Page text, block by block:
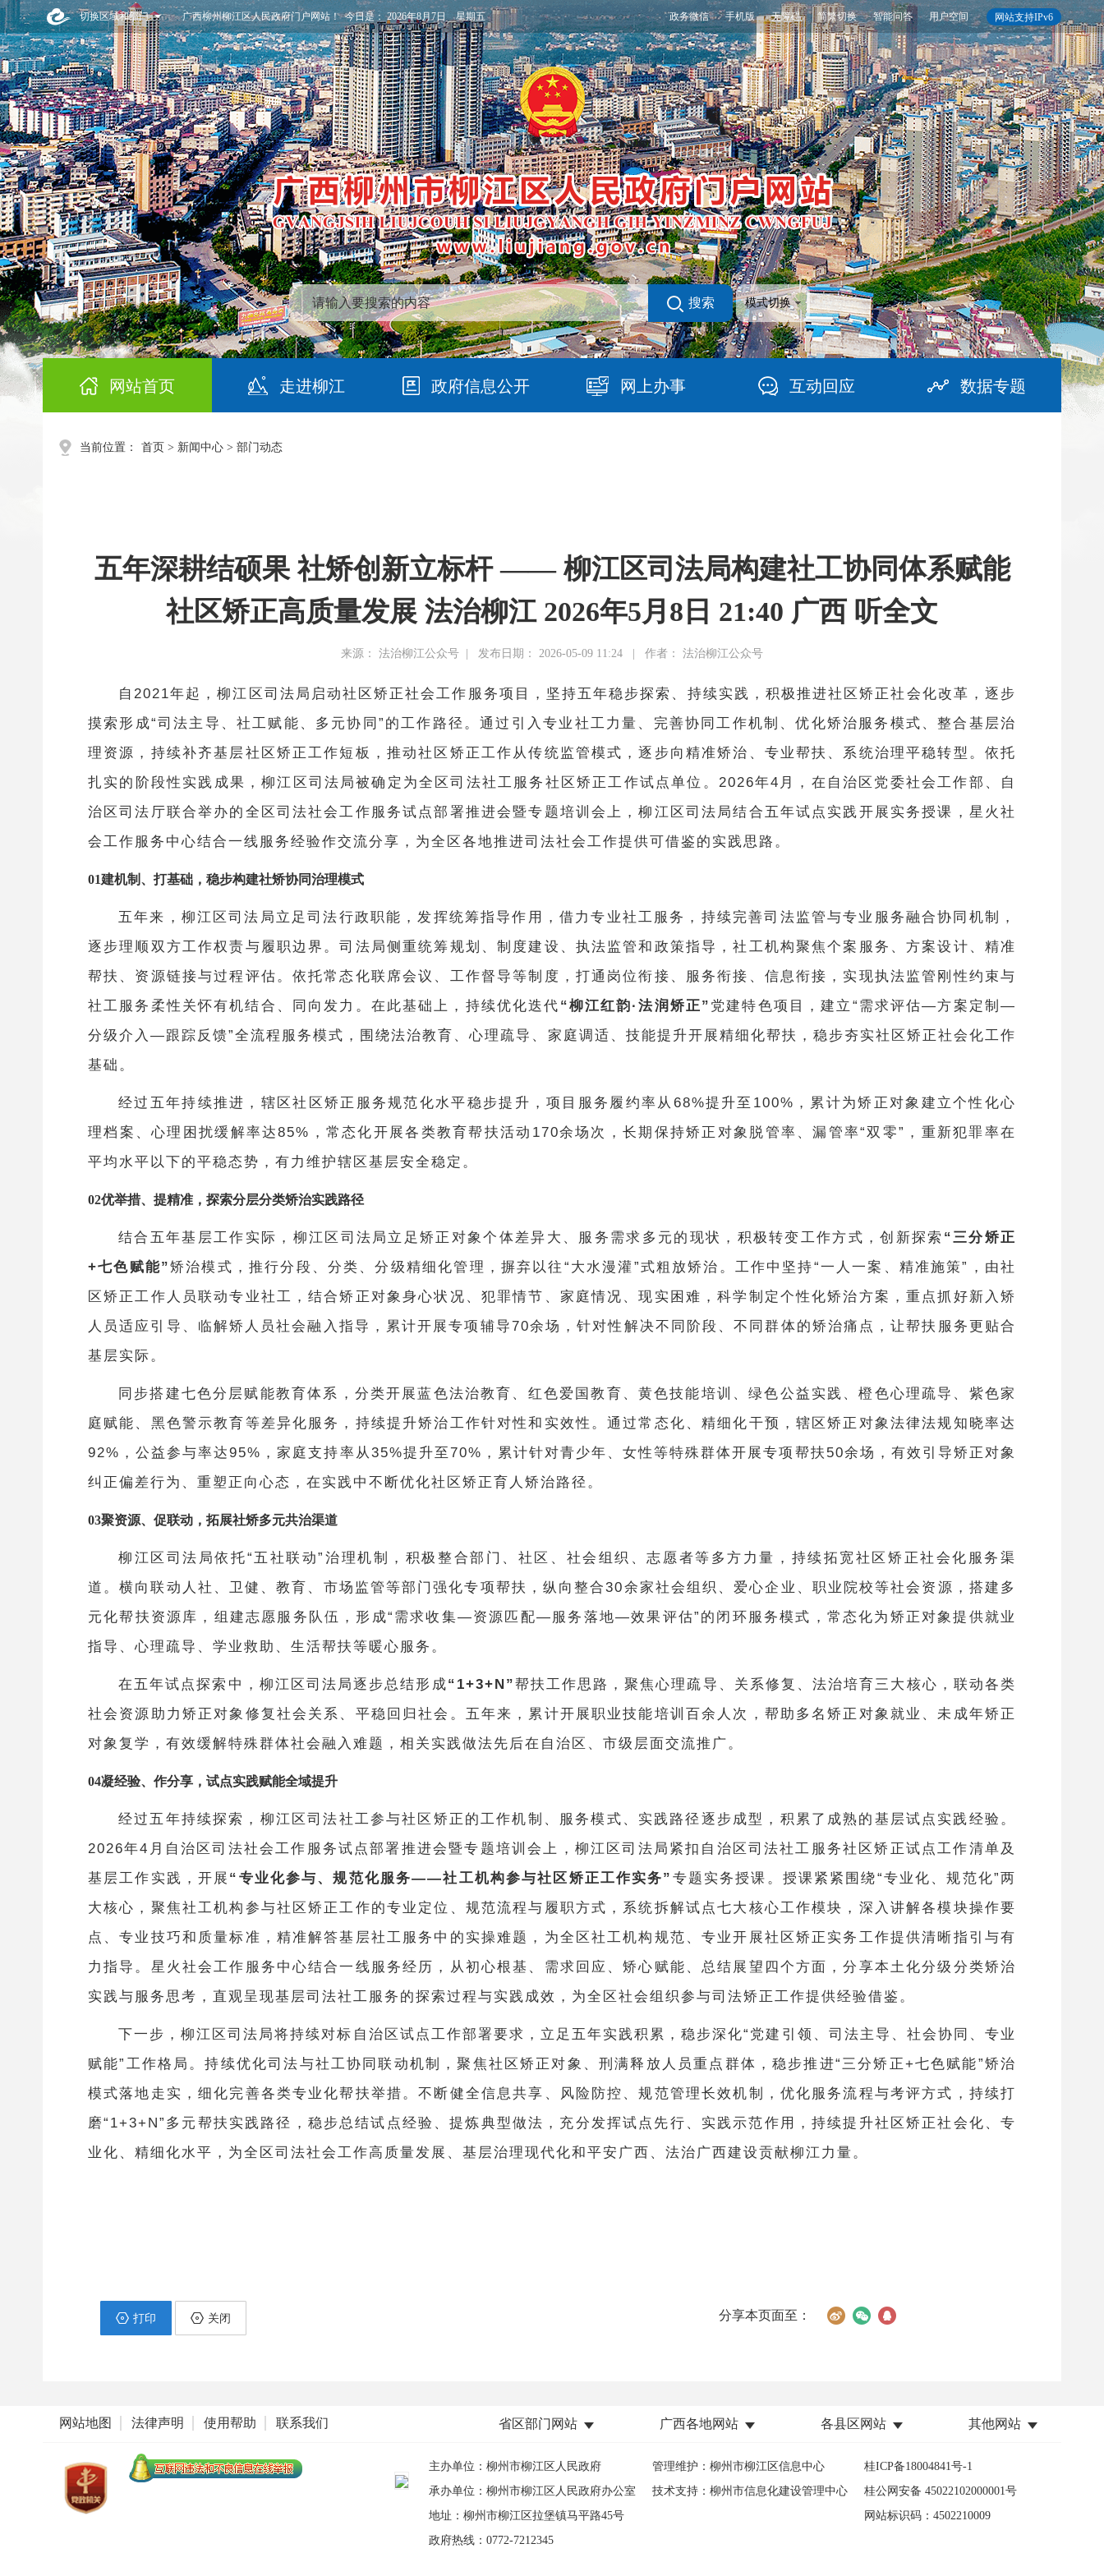
切换区域和部门 网站支持IPv6
政务微信 手机版 无障碍 简繁切换 智能问答 用户空间
广西柳州柳江区人民政府门户网站！ 今日是：2026年8月7日 星期五
搜索 模式切换
网站首页 走进柳江 政府信息公开 网上办事 互动回应 数据专题
当前位置： 首页 > 新闻中心 > 部门动态
五年深耕结硕果 社矫创新立标杆 —— 柳江区司法局构建社工协同体系赋能
社区矫正高质量发展 法治柳江 2026年5月8日 21:40 广西 听全文
来源： 法治柳江公众号 | 发布日期： 2026-05-09 11:24 | 作者： 法治柳江公众号
自2021年起，柳江区司法局启动社区矫正社会工作服务项目，坚持五年稳步探索、持续实践，积极推进社区矫正社会化改革，逐步
摸索形成“司法主导、社工赋能、多元协同”的工作路径。通过引入专业社工力量、完善协同工作机制、优化矫治服务模式、整合基层治
理资源，持续补齐基层社区矫正工作短板，推动社区矫正工作从传统监管模式，逐步向精准矫治、专业帮扶、系统治理平稳转型。依托
扎实的阶段性实践成果，柳江区司法局被确定为全区司法社工服务社区矫正工作试点单位。2026年4月，在自治区党委社会工作部、自
治区司法厅联合举办的全区司法社会工作服务试点部署推进会暨专题培训会上，柳江区司法局结合五年试点实践开展实务授课，星火社
会工作服务中心结合一线服务经验作交流分享，为全区各地推进司法社会工作提供可借鉴的实践思路。
01建机制、打基础，稳步构建社矫协同治理模式
五年来，柳江区司法局立足司法行政职能，发挥统筹指导作用，借力专业社工服务，持续完善司法监管与专业服务融合协同机制，
逐步理顺双方工作权责与履职边界。司法局侧重统筹规划、制度建设、执法监管和政策指导，社工机构聚焦个案服务、方案设计、精准
帮扶、资源链接与过程评估。依托常态化联席会议、工作督导等制度，打通岗位衔接、服务衔接、信息衔接，实现执法监管刚性约束与
社工服务柔性关怀有机结合、同向发力。在此基础上，持续优化迭代 “柳江红韵·法润矫正” 党建特色项目，建立 “需求评估—方案定制—
分级介入—跟踪反馈”全流程服务模式，围绕法治教育、心理疏导、家庭调适、技能提升开展精细化帮扶，稳步夯实社区矫正社会化工作
基础。
经过五年持续推进，辖区社区矫正服务规范化水平稳步提升，项目服务履约率从 68%提升至100%，累计为矫正对象建立个性化心
理档案、心理困扰缓解率达85%，常态化开展各类教育帮扶活动170余场次，长期保持矫正对象脱管率、漏管率“双零”，重新犯罪率在
平均水平以下的平稳态势，有力维护辖区基层安全稳定。
02优举措、提精准，探索分层分类矫治实践路径
结合五年基层工作实际，柳江区司法局立足矫正对象个体差异大、服务需求多元的现状，积极转变工作方式，创新探索 “三分矫正
+七色赋能”矫治模式，推行分段、分类、分级精细化管理，摒弃以往 “大水漫灌”式粗放矫治。工作中坚持“一人一案、精准施策”，由社
区矫正工作人员联动专业社工，结合矫正对象身心状况、犯罪情节、家庭情况、现实困难，科学制定个性化矫治方案，重点抓好新入矫
人员适应引导、临解矫人员社会融入指导，累计开展专项辅导70余场，针对性解决不同阶段、不同群体的矫治痛点，让帮扶服务更贴合
基层实际。
同步搭建七色分层赋能教育体系，分类开展蓝色法治教育、红色爱国教育、黄色技能培训、绿色公益实践、橙色心理疏导、紫色家
庭赋能、黑色警示教育等差异化服务，持续提升矫治工作针对性和实效性。通过常态化、精细化干预，辖区矫正对象法律法规知晓率达
92%，公益参与率达95%，家庭支持率从35%提升至70%，累计针对青少年、女性等特殊群体开展专项帮扶50余场，有效引导矫正对象
纠正偏差行为、重塑正向心态，在实践中不断优化社区矫正育人矫治路径。
03聚资源、促联动，拓展社矫多元共治渠道
柳江区司法局依托“五社联动”治理机制，积极整合部门、社区、社会组织、志愿者等多方力量，持续拓宽社区矫正社会化服务渠
道。横向联动人社、卫健、教育、市场监管等部门强化专项帮扶，纵向整合30余家社会组织、爱心企业、职业院校等社会资源，搭建多
元化帮扶资源库，组建志愿服务队伍，形成“需求收集—资源匹配—服务落地—效果评估”的闭环服务模式，常态化为矫正对象提供就业
指导、心理疏导、学业救助、生活帮扶等暖心服务。
在五年试点探索中，柳江区司法局逐步总结形成“1+3+N”帮扶工作思路，聚焦心理疏导、关系修复、法治培育三大核心，联动各类
社会资源助力矫正对象修复社会关系、平稳回归社会。五年来，累计开展职业技能培训百余人次，帮助多名矫正对象就业、未成年矫正
对象复学，有效缓解特殊群体社会融入难题，相关实践做法先后在自治区、市级层面交流推广。
04凝经验、作分享，试点实践赋能全域提升
经过五年持续探索，柳江区司法社工参与社区矫正的工作机制、服务模式、实践路径逐步成型，积累了成熟的基层试点实践经验。
2026年4月自治区司法社会工作服务试点部署推进会暨专题培训会上，柳江区司法局紧扣自治区司法社工服务社区矫正试点工作清单及
基层工作实践，开展 “专业化参与、规范化服务——社工机构参与社区矫正工作实务” 专题实务授课。授课紧紧围绕“专业化、规范化”两
大核心，聚焦社工机构参与社区矫正工作的专业定位、规范流程与履职方式，系统拆解试点七大核心工作模块，深入讲解各模块操作要
点、专业技巧和质量标准，精准解答基层社工服务中的实操难题，为全区社工机构规范、专业开展社区矫正实务工作提供清晰指引与有
力指导。星火社会工作服务中心结合一线服务经历，从初心根基、需求回应、矫心赋能、总结展望四个方面，分享本土化分级分类矫治
实践与服务思考，直观呈现基层司法社工服务的探索过程与实践成效，为全区社会组织参与司法矫正工作提供经验借鉴。
下一步，柳江区司法局将持续对标自治区试点工作部署要求，立足五年实践积累，稳步深化“党建引领、司法主导、社会协同、专业
赋能”工作格局。持续优化司法与社工协同联动机制，聚焦社区矫正对象、刑满释放人员重点群体，稳步推进“三分矫正+七色赋能”矫治
模式落地走实，细化完善各类专业化帮扶举措。不断健全信息共享、风险防控、规范管理长效机制，优化服务流程与考评方式，持续打
磨“1+3+N”多元帮扶实践路径，稳步总结试点经验、提炼典型做法，充分发挥试点先行、实践示范作用，持续提升社区矫正社会化、专
业化、精细化水平，为全区司法社会工作高质量发展、基层治理现代化和平安广西、法治广西建设贡献柳江力量。
打印 关闭 分享本页面至：
网站地图 法律声明 使用帮助 联系我们 省区部门网站 广西各地网站 各县区网站 其他网站
主办单位：柳州市柳江区人民政府
承办单位：柳州市柳江区人民政府办公室
地址：柳州市柳江区拉堡镇马平路45号
政府热线：0772-7212345
管理维护：柳州市柳江区信息中心
技术支持：柳州市信息化建设管理中心
桂ICP备18004841号-1
桂公网安备 45022102000001号
网站标识码：4502210009